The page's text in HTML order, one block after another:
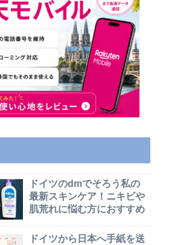
ドイツのdmでそろう私の
最新スキンケア！ニキビや
肌荒れに悩む方におすすめ
ドイツから日本へ手紙を送